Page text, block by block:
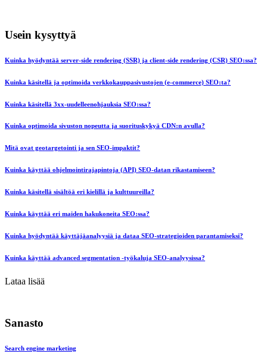
Usein kysyttyä
Kuinka hyödyntää server-side rendering (SSR) ja client-side rendering (CSR) SEO:ssa?
Kuinka käsitellä ja optimoida verkkokauppasivustojen (e-commerce) SEO:ta?
Kuinka käsitellä 3xx-uudelleenohjauksia SEO:ssa?
Kuinka optimoida sivuston nopeutta ja suorituskykyä CDN:n avulla?
Mitä ovat geotargetointi ja sen SEO-impaktit?
Kuinka käyttää ohjelmointirajapintoja (API) SEO-datan rikastamiseen?
Kuinka käsitellä sisältöä eri kielillä ja kulttuureilla?
Kuinka käyttää eri maiden hakukoneita SEO:ssa?
Kuinka hyödyntää käyttäjäanalyysiä ja dataa SEO-strategioiden parantamiseksi?
Kuinka käyttää advanced segmentation -työkaluja SEO-analyysissa?
Lataa lisää
Sanasto
Search engine marketing